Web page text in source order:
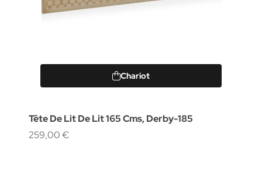
Chariot
Tête De Lit De Lit 165 Cms, Derby-185
259,00 €